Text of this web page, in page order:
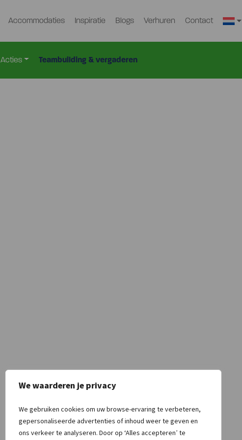
We waarderen je privacy
We gebruiken cookies om uw browse-ervaring te verbeteren,
gepersonaliseerde advertenties of inhoud weer te geven en
ons verkeer te analyseren. Door op ‘Alles accepteren’ te
Accommodaties Inspiratie Blogs Verhuren Contact
Acties Teambuilding & vergaderen